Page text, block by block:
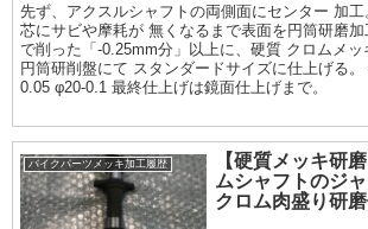
先ず、アクスルシャフトの両側面にセンター 加
芯にサビや摩耗が 無くなるまで表面を円筒研磨
で削った「-0.25mm分」以上に、硬質 クロムメッ
円筒研削盤にて スタンダードサイズに仕上げる
0.05 φ20-0.1 最終仕上げは鏡面仕上げまで。
バイクパーツメッキ加工履歴
【硬質メッキ研
ムシャフトのジ
クロム肉盛り研